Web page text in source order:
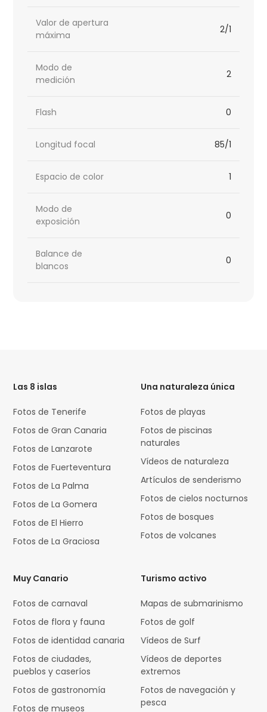
Valor de apertura
máxima
2/1
Modo de
medición
2
Flash 0
Longitud focal 85/1
Espacio de color 1
Modo de
exposición
0
Balance de
blancos
0
Las 8 islas
Fotos de Tenerife
Fotos de Gran Canaria
Fotos de Lanzarote
Fotos de Fuerteventura
Fotos de La Palma
Fotos de La Gomera
Fotos de El Hierro
Fotos de La Graciosa
Una naturaleza única
Fotos de playas
Fotos de piscinas
naturales
Vídeos de naturaleza
Artículos de senderismo
Fotos de cielos nocturnos
Fotos de bosques
Fotos de volcanes
Muy Canario
Fotos de carnaval
Fotos de flora y fauna
Fotos de identidad canaria
Fotos de ciudades,
pueblos y caseríos
Fotos de gastronomía
Fotos de museos
Turismo activo
Mapas de submarinismo
Fotos de golf
Vídeos de Surf
Vídeos de deportes
extremos
Fotos de navegación y
pesca